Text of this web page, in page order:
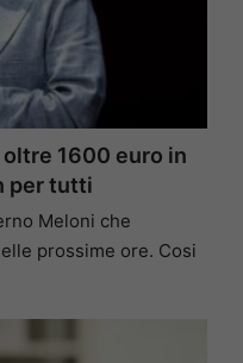
1600 euro in
per tutti
Meloni che
prossime ore. Cosi